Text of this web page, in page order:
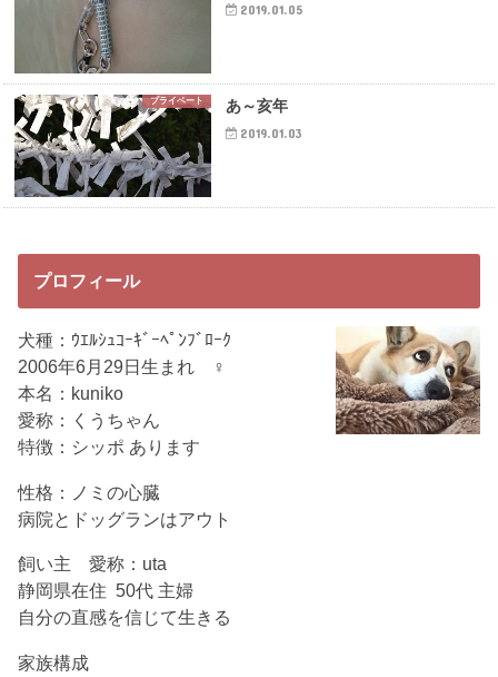
2019.01.05
プライベート あ～亥年
2019.01.03
プロフィール
犬種：ｳｴﾙｼｭｺｰｷﾞｰﾍﾟﾝﾌﾞﾛｰｸ
2006年6月29日生まれ ♀
本名：kuniko
愛称：くうちゃん
特徴：シッポ あります
性格：ノミの心臓
病院とドッグランはアウト
飼い主 愛称：uta
静岡県在住 50代 主婦
自分の直感を信じて生きる
家族構成